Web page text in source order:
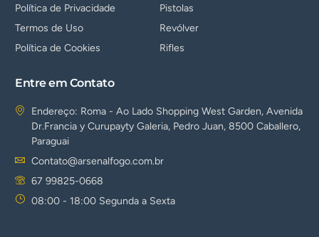
Política de Privacidade
Termos de Uso
Política de Cookies
Pistolas
Revólver
Rifles
Entre em Contato
Endereço: Roma - Ao Lado Shopping West Garden, Avenida
Dr.Francia y Curupayty Galeria, Pedro Juan, 8500 Caballero,
Paraguai
Contato@arsenalfogo.com.br
67 99825-0668
08:00 - 18:00 Segunda a Sexta